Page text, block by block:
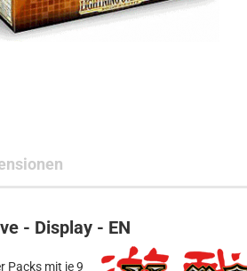
Hersteller
- Display - EN
Packs mit je 9